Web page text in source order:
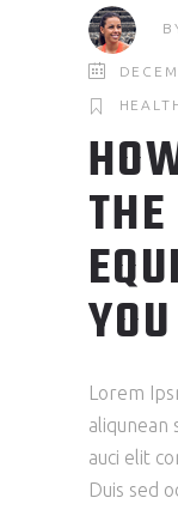
YOU
Lorem
aliqunean
auci elit
Duis sed